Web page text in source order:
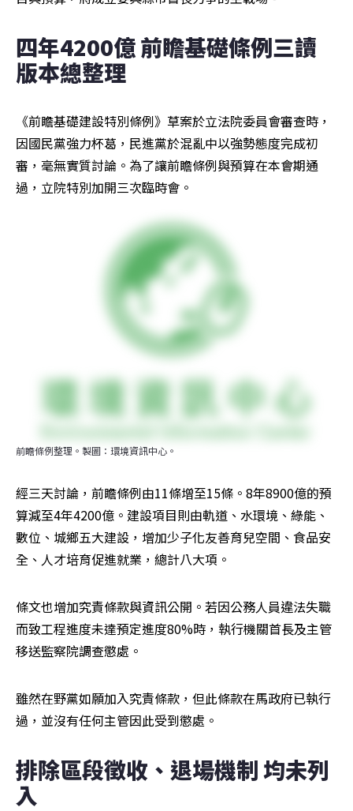
四年4200億 前瞻基礎條例三讀
版本總整理
《前瞻基礎建設特別條例》草案於立法院委員會審查時，
因國民黨強力杯葛，民進黨於混亂中以強勢態度完成初
審，毫無實質討論。為了讓前瞻條例與預算在本會期通
過，立院特別加開三次臨時會。
前瞻條例整理。製圖：環境資訊中心。
經三天討論，前瞻條例由11條增至15條。8年8900億的預
算減至4年4200億。建設項目則由軌道、水環境、綠能、
數位、城鄉五大建設，增加少子化友善育兒空間、食品安
全、人才培育促進就業，總計八大項。
條文也增加究責條款與資訊公開。若因公務人員違法失職
而致工程進度未達預定進度80%時，執行機關首長及主管
移送監察院調查懲處。
雖然在野黨如願加入究責條款，但此條款在馬政府已執行
過，並沒有任何主管因此受到懲處。
排除區段徵收、退場機制 均未列
入